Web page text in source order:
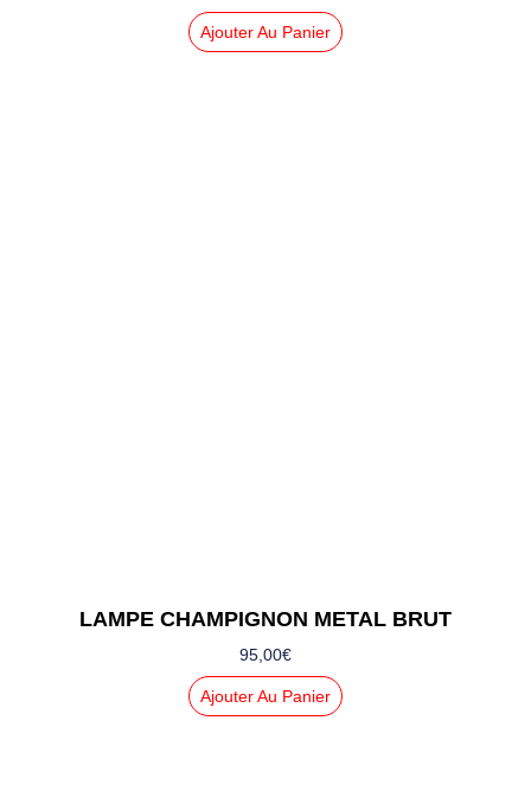
Ajouter Au Panier
LAMPE CHAMPIGNON METAL BRUT
95,00€
Ajouter Au Panier